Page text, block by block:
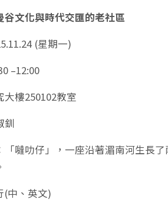
谷文化與時代交匯的老社區
(星期一)
–12:00
大樓250102教室
釧
「噠叻仔」，一座沿著湄南河生長
中、英文)